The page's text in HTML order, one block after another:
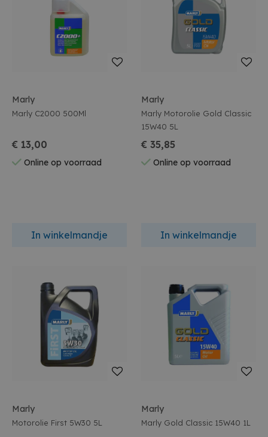
Marly
Marly C2000 500Ml
€ 13,00
Online op voorraad
In winkelmandje
Marly
Marly Motorolie Gold Classic
15W40 5L
€ 35,85
Online op voorraad
In winkelmandje
Marly
Motorolie First 5W30 5L
Marly
Marly Gold Classic 15W40 1L